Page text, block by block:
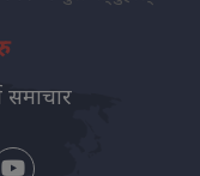
समाचार